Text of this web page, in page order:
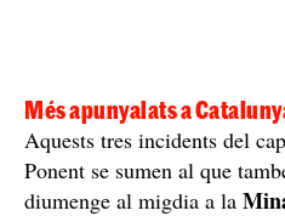
Més apunyalats a
Aquests tres incidents del
Ponent se sumen al que
diumenge al migdia a la